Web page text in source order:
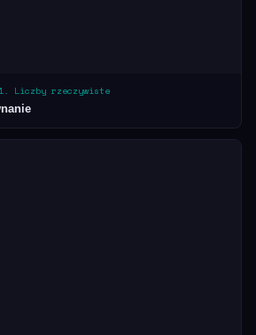
Liczby rzeczywiste